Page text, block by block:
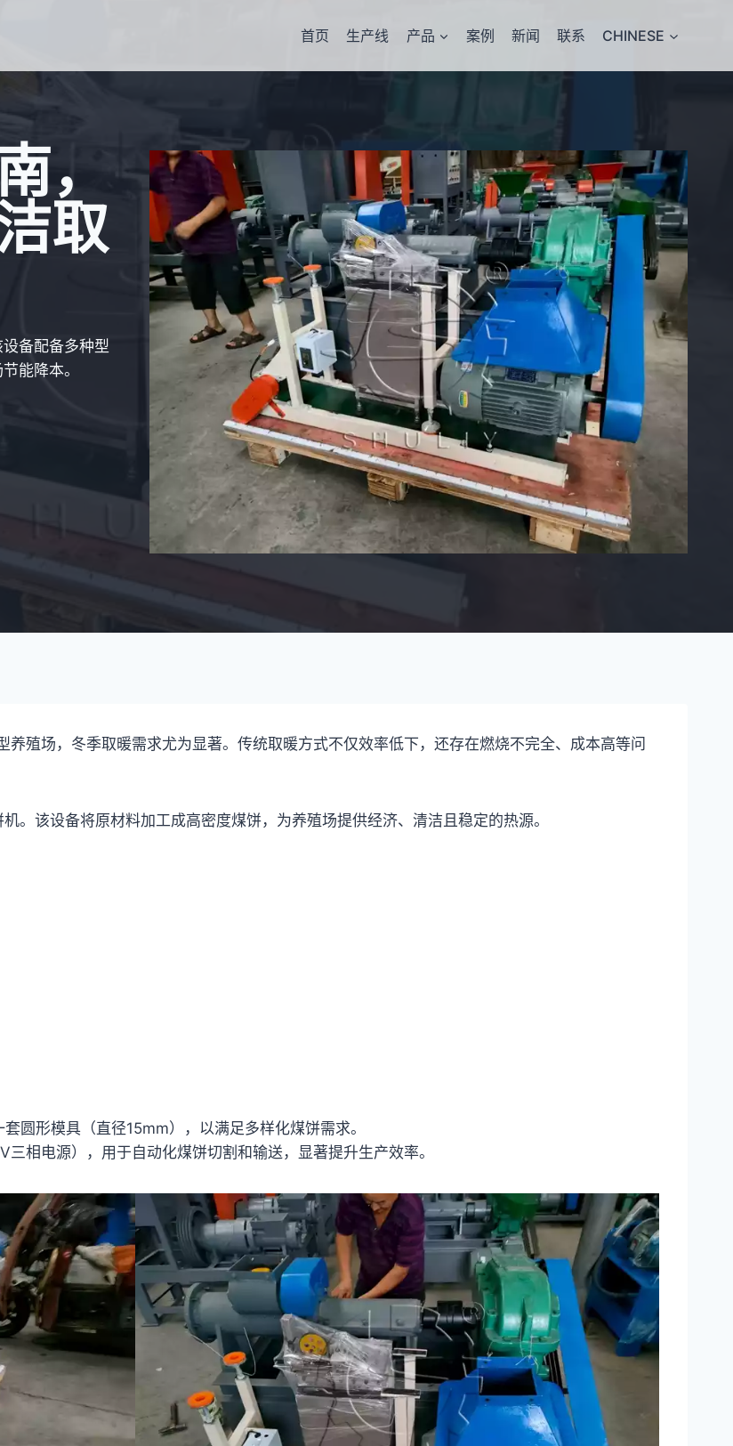
首页 生产线 产品 案例 新闻 联系 CHINESE
，
取
备配备多种型
能降本。
殖场，冬季取暖需求尤为显著。传统取暖方式不仅效率低下，还存在燃烧不完全、成本高等问
。该设备将原材料加工成高密度煤饼，为养殖场提供经济、清洁且稳定的热源。
圆形模具（直径15mm），以满足多样化煤饼需求。
相电源），用于自动化煤饼切割和输送，显著提升生产效率。